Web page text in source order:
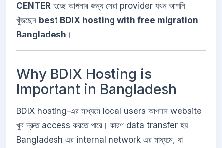
CENTER হচ্ছে আপনার জন্য সেরা provider যখন আপনি
খুঁজছেন best BDIX hosting with free migration
Bangladesh ।
Why BDIX Hosting is
Important in Bangladesh
BDIX hosting-এর মাধ্যমে local users আপনার website
খুব দ্রুত access করতে পারে। কারণ data transfer হয়
Bangladesh এর internal network এর মাধ্যমে, যা